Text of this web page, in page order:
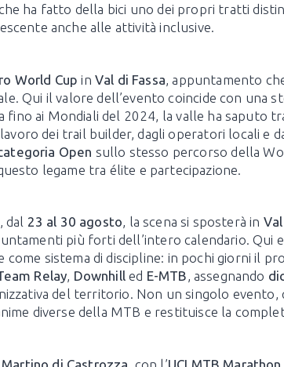
ha fatto della bici uno dei propri tratti
anche alle attività inclusive.
World Cup in Val di Fassa , appuntamento
Qui il valore dell’evento coincide con una
fino ai Mondiali del 2024, la valle ha saputo
dei trail builder, dagli operatori locali e
Open sullo stesso percorso della
legame tra élite e partecipazione.
dal 23 al 30 agosto, la scena si sposterà in
più forti dell’intero calendario. Qui
come sistema di discipline: in pochi giorni il
Relay, Downhill ed E-MTB, assegnando
del territorio. Non un singolo
diverse della MTB e restituisce la
Martino di Castrozza , con l’UCI MTB